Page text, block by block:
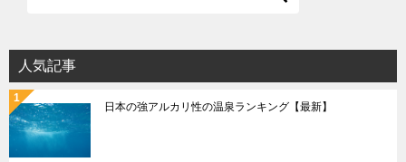
ョ
ン
人気記事
日本の強アルカリ性の温泉ランキング【最新】